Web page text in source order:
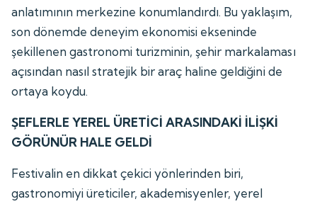
anlatımının merkezine konumlandırdı. Bu yaklaşım,
son dönemde deneyim ekonomisi ekseninde
şekillenen gastronomi turizminin, şehir markalaması
açısından nasıl stratejik bir araç haline geldiğini de
ortaya koydu.
ŞEFLERLE YEREL ÜRETİCİ ARASINDAKİ İLİŞKİ
GÖRÜNÜR HALE GELDİ
Festivalin en dikkat çekici yönlerinden biri,
gastronomiyi üreticiler, akademisyenler, yerel